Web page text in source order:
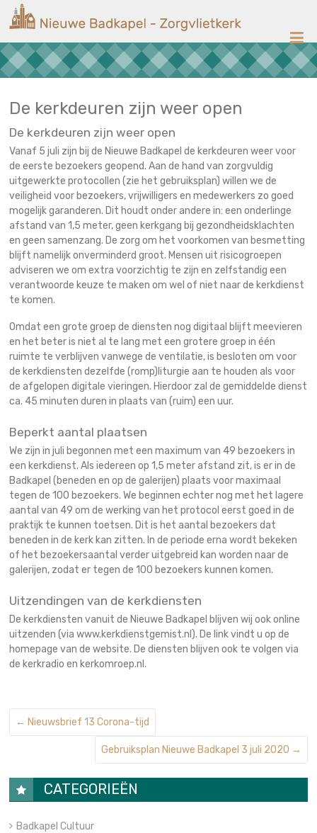
naar
inhoud
Nieuwe
Badkapel
Kerk
De kerkdeuren zijn weer open
De kerkdeuren zijn weer open
Vanaf 5 juli zijn bij de Nieuwe Badkapel de kerkdeuren weer voor
de eerste bezoekers geopend. Aan de hand van zorgvuldig
uitgewerkte protocollen (zie het gebruiksplan) willen we de
veiligheid voor bezoekers, vrijwilligers en medewerkers zo goed
mogelijk garanderen. Dit houdt onder andere in: een onderlinge
afstand van 1,5 meter, geen kerkgang bij gezondheidsklachten
en geen samenzang. De zorg om het voorkomen van besmetting
blijft namelijk onverminderd groot. Mensen uit risicogroepen
adviseren we om extra voorzichtig te zijn en zelfstandig een
verantwoorde keuze te maken om wel of niet naar de kerkdienst
te komen.
Omdat een grote groep de diensten nog digitaal blijft meevieren
en het beter is niet al te lang met een grotere groep in één
ruimte te verblijven vanwege de ventilatie, is besloten om voor
de kerkdiensten dezelfde (romp)liturgie aan te houden als voor
de afgelopen digitale vieringen. Hierdoor zal de gemiddelde dienst
ca. 45 minuten duren in plaats van (ruim) een uur.
Beperkt aantal plaatsen
We zijn in juli begonnen met een maximum van 49 bezoekers in
een kerkdienst. Als iedereen op 1,5 meter afstand zit, is er in de
Badkapel (beneden en op de galerijen) plaats voor maximaal
tegen de 100 bezoekers. We beginnen echter nog met het lagere
aantal van 49 om de werking van het protocol eerst goed in de
praktijk te kunnen toetsen. Dit is het aantal bezoekers dat
beneden in de kerk kan zitten. In de periode erna wordt bekeken
of het bezoekersaantal verder uitgebreid kan worden naar de
galerijen, zodat er tegen de 100 bezoekers kunnen komen.
Uitzendingen van de kerkdiensten
De kerkdiensten vanuit de Nieuwe Badkapel blijven wij ook online
uitzenden (via www.kerkdienstgemist.nl). De link vindt u op de
homepage van de website. De diensten blijven ook te volgen via
de kerkradio en kerkomroep.nl.
← Nieuwsbrief 13 Corona-tijd
Gebruiksplan Nieuwe Badkapel 3 juli 2020 →
CATEGORIEËN
Badkapel Cultuur